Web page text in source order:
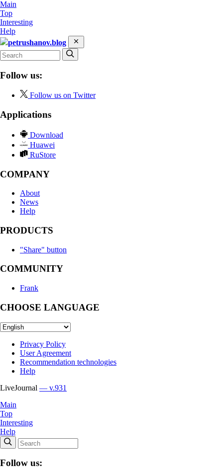
Main
Top
Interesting
Help
petrushanov.blog
Follow us:
Follow us on Twitter
Applications
Download
Huawei
RuStore
COMPANY
About
News
Help
PRODUCTS
"Share" button
COMMUNITY
Frank
CHOOSE LANGUAGE
Privacy Policy
User Agreement
Recommendation technologies
Help
LiveJournal — v.931
Main
Top
Interesting
Help
Follow us: